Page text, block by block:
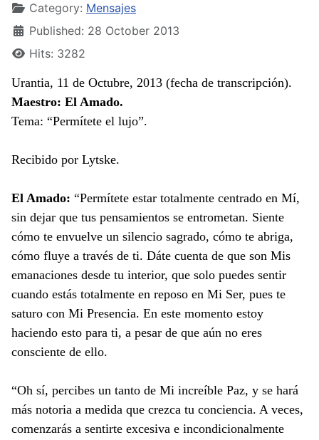
Category: Mensajes
Published: 28 October 2013
Hits: 3282
Urantia, 11 de Octubre, 2013 (fecha de transcripción).
Maestro: El Amado.
Tema: “Permítete el lujo”.
Recibido por Lytske.
El Amado: “Permítete estar totalmente centrado en Mí,
sin dejar que tus pensamientos se entrometan. Siente
cómo te envuelve un silencio sagrado, cómo te abriga,
cómo fluye a través de ti. Dáte cuenta de que son Mis
emanaciones desde tu interior, que solo puedes sentir
cuando estás totalmente en reposo en Mi Ser, pues te
saturo con Mi Presencia. En este momento estoy
haciendo esto para ti, a pesar de que aún no eres
consciente de ello.
“Oh sí, percibes un tanto de Mi increíble Paz, y se hará
más notoria a medida que crezca tu conciencia. A veces,
comenzarás a sentirte excesiva e incondicionalmente